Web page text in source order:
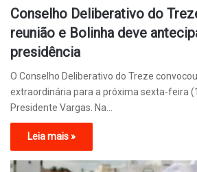
Conselho Deliberativo do
reunião e Bolinha deve
presidência
O Conselho Deliberativo do Treze
extraordinária para a próxima sexta-feira
Presidente Vargas. Na…
Leia mais »